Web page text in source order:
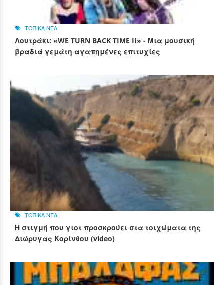
ΤΟΠΙΚΑ ΝΕΑ
Λουτράκι: «WE TURN BACK TIME II» - Μια μουσική
βραδιά γεμάτη αγαπημένες επιτυχίες
ΤΟΠΙΚΑ ΝΕΑ
Η στιγμή που γιοτ προσκρούει στα τοιχώματα της
Διώρυγας Κορίνθου (video)